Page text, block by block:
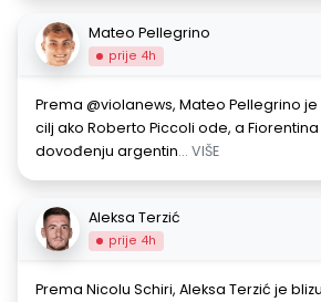
Mateo Pellegrino
prije 4h
Prema @violanews, Mateo Pellegrino
cilj ako Roberto Piccoli ode, a
dovođenju argentin... VIŠE
Aleksa Terzić
prije 4h
Prema Nicolu Schiri, Aleksa Terzić je